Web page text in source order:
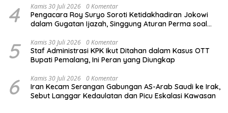
4 Kamis 30 Juli 2026 0 Komentar
Pengacara Roy Suryo Soroti Ketidakhadiran Jokowi
dalam Gugatan Ijazah, Singgung Aturan Perma soal
5 Kamis 30 Juli 2026 0 Komentar
Staf Administrasi KPK Ikut Ditahan dalam Kasus OTT
Bupati Pemalang, Ini Peran yang Diungkap
6 Kamis 30 Juli 2026 0 Komentar
Iran Kecam Serangan Gabungan AS-Arab Saudi ke Irak,
Sebut Langgar Kedaulatan dan Picu Eskalasi Kawasan